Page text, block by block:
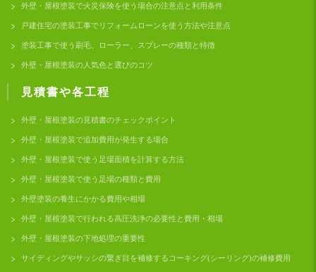
外壁・屋根塗装で火災保険を使う場合の注意点と利用条件
戸建住宅の塗装工事でリフォームローンを使う方法や注意点
塗装工事で使う刷毛、ローラー、スプレーの種類と特徴
外壁・屋根塗装の人気色と選びのコツ
見積書や各工程
外壁・屋根塗装の見積書のチェックポイント
外壁・屋根塗装で追加費用が発生する場合
外壁・屋根塗装で使う足場面積を計算する方法
外壁・屋根塗装で使う足場の種類と費用
外壁塗装の養生にかかる費用や相場
外壁・屋根塗装で行われる高圧洗浄の必要性と費用・相場
外壁・屋根塗装の下地処理の重要性
サイディングやサッシの繋ぎ目を補修するコーキング(シーリング)の補修費用